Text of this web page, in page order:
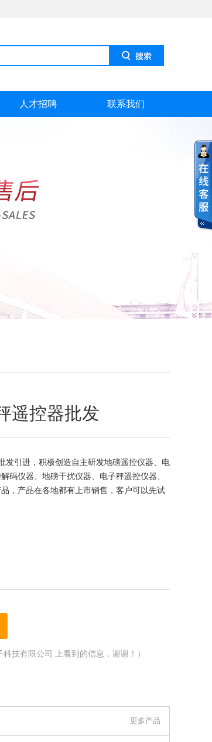
人才招聘 联系我们
遥控器批发
发引进，积极创造自主研发地磅遥控仪器、电
码仪器、地磅干扰仪器、电子秤遥控仪器、
，产品在各地都有上市销售，客户可以先试
技有限公司 上看到的信息，谢谢！）
更多产品